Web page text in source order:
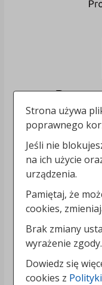
Strona używa
poprawnego
Jeśli nie
na ich użycie
urządzenia.
Pamiętaj, że
cookies,
Brak zmiany
wyrażenie zgody.
Dowiedz się
cookies z